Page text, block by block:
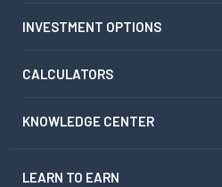
INVESTMENT OPTIONS
CALCULATORS
KNOWLEDGE CENTER
LEARN TO EARN